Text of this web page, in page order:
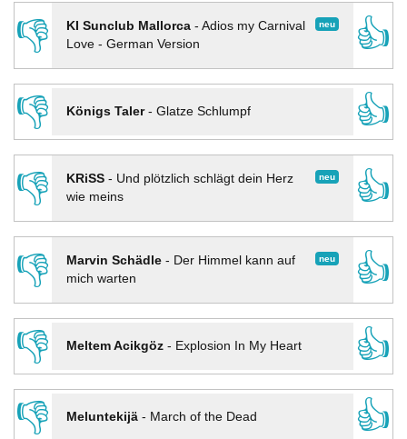
👎
neu
KI Sunclub Mallorca- Adios my Carnival
Love - German Version
👍
👎
Königs Taler- Glatze Schlumpf
👍
👎
neu
KRiSS- Und plötzlich schlägt dein Herz
wie meins
👍
👎 neu
Marvin Schädle- Der Himmel kann auf
mich warten
👍
👎
Meltem Acikgöz- Explosion In My Heart
👍
👎
Meluntekijä- March of the Dead
👍